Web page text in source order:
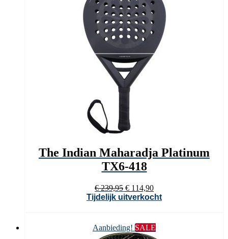
The Indian Maharadja Platinum
TX6-418
€239,95 Oorspronkelijke
prijs
€ 114,90Huidige
prijs
Tijdelijk uitverkocht
Aanbieding! SALE